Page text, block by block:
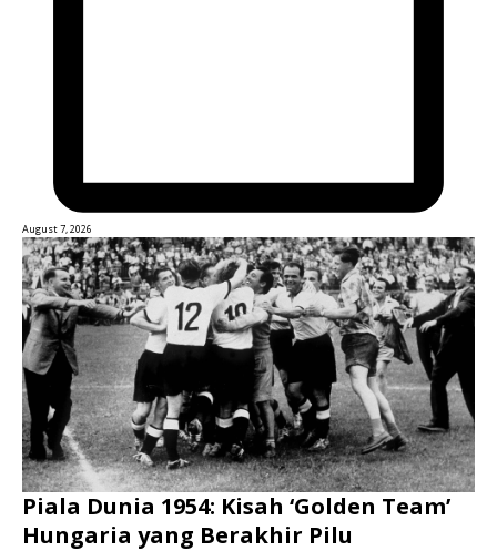
August 7, 2026
Piala Dunia 1954: Kisah ‘Golden Team’
Hungaria yang Berakhir Pilu